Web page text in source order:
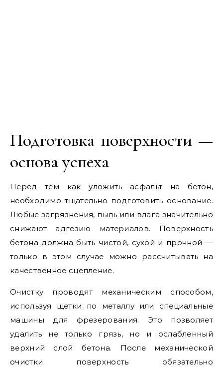
Подготовка поверхности —
основа успеха
Перед тем как уложить асфальт на бетон,
необходимо тщательно подготовить основание.
Любые загрязнения, пыль или влага значительно
снижают адгезию материалов. Поверхность
бетона должна быть чистой, сухой и прочной —
только в этом случае можно рассчитывать на
качественное сцепление.
Очистку проводят механическим способом,
используя щетки по металлу или специальные
машины для фрезерования. Это позволяет
удалить не только грязь, но и ослабленный
верхний слой бетона. После механической
очистки поверхность обязательно